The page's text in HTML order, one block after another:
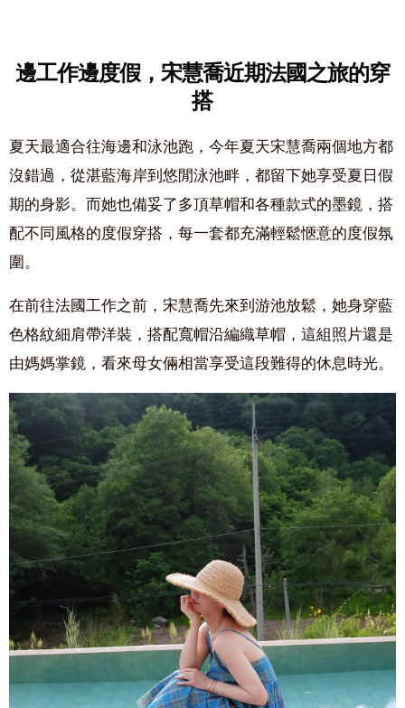
邊工作邊度假，宋慧喬近期法國之旅的穿
搭
夏天最適合往海邊和泳池跑，今年夏天宋慧喬兩個地方都
沒錯過，從湛藍海岸到悠閒泳池畔，都留下她享受夏日假
期的身影。而她也備妥了多頂草帽和各種款式的墨鏡，搭
配不同風格的度假穿搭，每一套都充滿輕鬆愜意的度假氛
圍。
在前往法國工作之前，宋慧喬先來到游池放鬆，她身穿藍
色格紋細肩帶洋裝，搭配寬帽沿編織草帽，這組照片還是
由媽媽掌鏡，看來母女倆相當享受這段難得的休息時光。